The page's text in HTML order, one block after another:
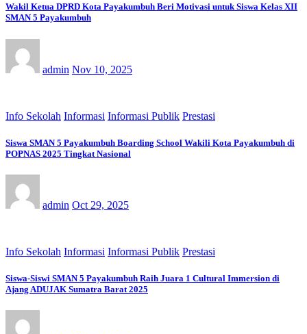
Wakil Ketua DPRD Kota Payakumbuh Beri Motivasi untuk Siswa Kelas XII
SMAN 5 Payakumbuh
admin Nov 10, 2025
Info Sekolah Informasi Informasi Publik Prestasi
Siswa SMAN 5 Payakumbuh Boarding School Wakili Kota Payakumbuh di
POPNAS 2025 Tingkat Nasional
admin Oct 29, 2025
Info Sekolah Informasi Informasi Publik Prestasi
Siswa-Siswi SMAN 5 Payakumbuh Raih Juara 1 Cultural Immersion di
Ajang ADUJAK Sumatra Barat 2025